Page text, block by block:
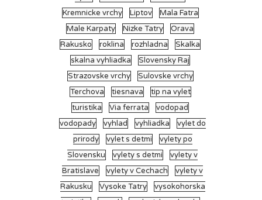
Kremnicke vrchy
Liptov
Mala Fatra
Male Karpaty
Nizke Tatry
Orava
Rakusko
roklina rozhladna
Skalka
skalna vyhliadka
Slovensky Raj
Strazovske vrchy
Sulovske vrchy
Terchova
tiesnava
tip na vylet
turistika
Via ferrata
vodopad
vodopady
vyhlad vyhliadka
vylet do
prirody
vylet s detmi
vylety po
Slovensku
vylety s detmi
vylety v
Bratislave
vylety v Cechach
vylety v
Rakusku
Vysoke Tatry
vysokohorska